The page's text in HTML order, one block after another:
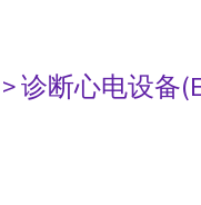
> 诊断心电设备